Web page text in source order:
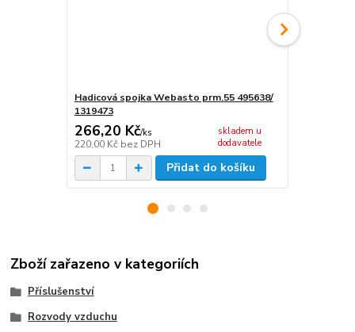
Hadicová spojka Webasto prm.55 495638/
1319473
266,20 Kč/ks
220,00 Kč bez DPH
skladem u
dodavatele
Přidat do košíku
Zboží zařazeno v kategoriích
Příslušenství
Rozvody vzduchu